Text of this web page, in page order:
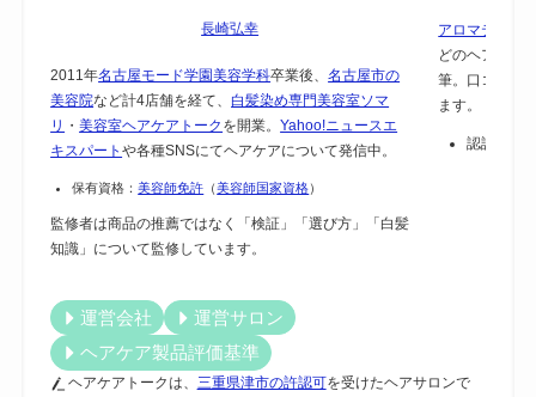
長崎弘幸
2011年名古屋モード学園美容学科卒業後、名古屋市の
美容院など計4店舗を経て、白髪染め専門美容室ソマ
リ ・美容室ヘアケアトーク を開業。Yahoo!ニュースエ
キスパートや各種SNSにてヘアケアについて発信中。
保有資格：美容師免許 （美容師国家資格）
監修者は商品の推薦ではなく「検証」「選び方」「白髪
知識」について監修しています。
アロマテラピ
どのヘアケア
筆。口コミで
ます。
認証：
運営会社
運営サロン
ヘアケア製品評価基準
ヘアケアトークは、 三重県津市の許認可を受けたヘアサロンで